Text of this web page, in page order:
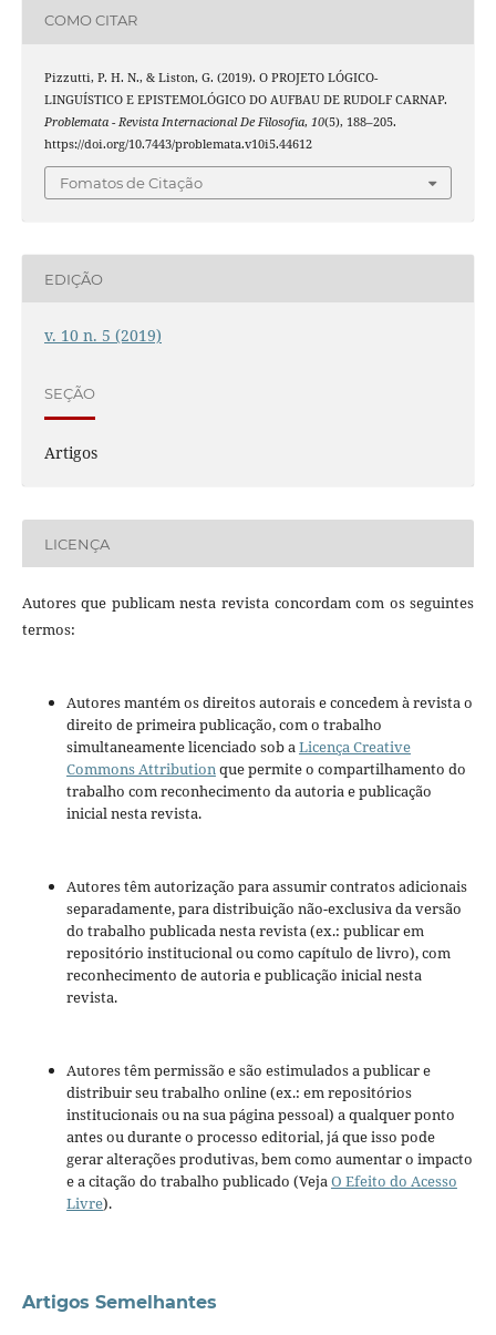
COMO CITAR
Pizzutti, P. H. N., & Liston, G. (2019). O PROJETO LÓGICO-
LINGUÍSTICO E EPISTEMOLÓGICO DO AUFBAU DE RUDOLF CARNAP.
Problemata - Revista Internacional De Filosofia, 10(5), 188–205.
https://doi.org/10.7443/problemata.v10i5.44612
Fomatos de Citação
EDIÇÃO
v. 10 n. 5 (2019)
SEÇÃO
Artigos
LICENÇA
Autores que publicam nesta revista concordam com os seguintes
termos:
Autores mantém os direitos autorais e concedem à revista o
direito de primeira publicação, com o trabalho
simultaneamente licenciado sob aLicença Creative
Commons Attributionque permite o compartilhamento do
trabalho com reconhecimento da autoria e publicação
inicial nesta revista.
Autores têm autorização para assumir contratos adicionais
separadamente, para distribuição não-exclusiva da versão
do trabalho publicada nesta revista (ex.: publicar em
repositório institucional ou como capítulo de livro), com
reconhecimento de autoria e publicação inicial nesta
revista.
Autores têm permissão e são estimulados a publicar e
distribuir seu trabalho online (ex.: em repositórios
institucionais ou na sua página pessoal) a qualquer ponto
antes ou durante o processo editorial, já que isso pode
gerar alterações produtivas, bem como aumentar o impacto
e a citação do trabalho publicado (VejaO Efeito do Acesso
Livre).
Artigos Semelhantes